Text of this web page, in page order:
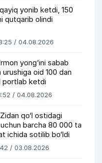
yonib ketdi, 150
qutqarib olindi
/ 04.08.2026
yong‘ini sabab
urushiga oid 100 dan
portlab ketdi
/ 04.08.2026
qo‘l ostidagi
uchun barcha 80 000 ta
ichida sotilib bo‘ldi
/ 03.08.2026